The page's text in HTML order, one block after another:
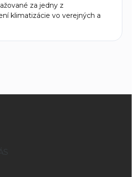
za jedny z
klimatizácie vo verejných a